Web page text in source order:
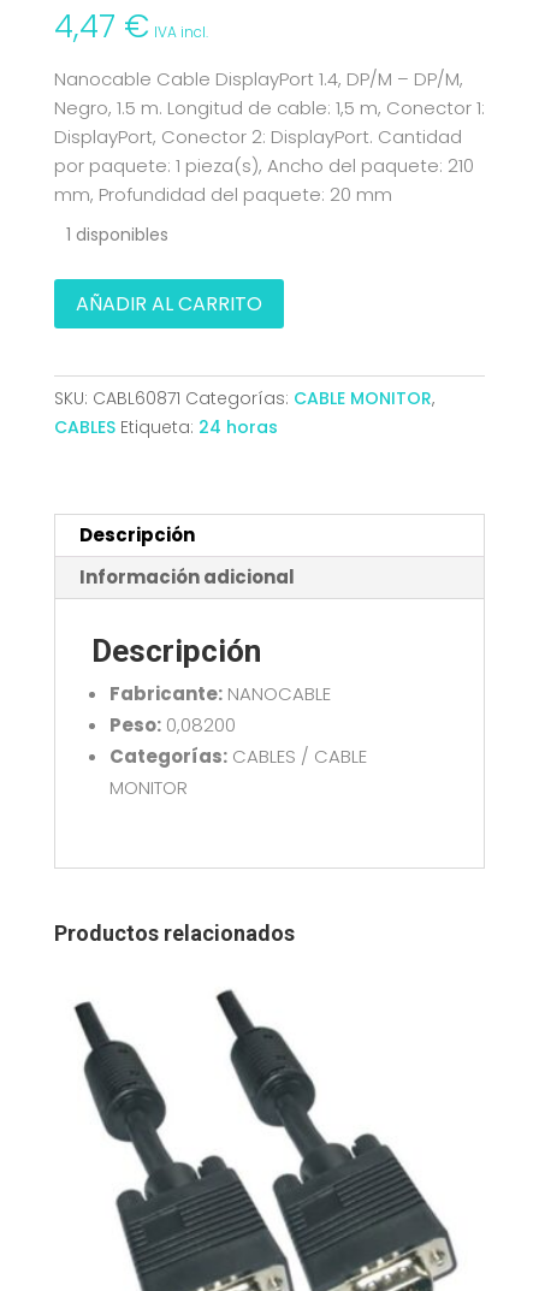
4,47 € IVA incl.
Nanocable Cable DisplayPort 1.4, DP/M – DP/M,
Negro, 1.5 m. Longitud de cable: 1,5 m, Conector 1:
DisplayPort, Conector 2: DisplayPort. Cantidad
por paquete: 1 pieza(s), Ancho del paquete: 210
mm, Profundidad del paquete: 20 mm
1 disponibles
CABLE
DISPLAYPORT
DP/M-
DP/M
1.5
10.15.2601-
L150
cantidad
AÑADIR AL CARRITO
SKU: CABL60871 Categorías: CABLE MONITOR,
CABLES Etiqueta: 24 horas
Descripción
Información adicional
Descripción
Fabricante:NANOCABLE
Peso:0,08200
Categorías:CABLES / CABLE
MONITOR
Productos relacionados